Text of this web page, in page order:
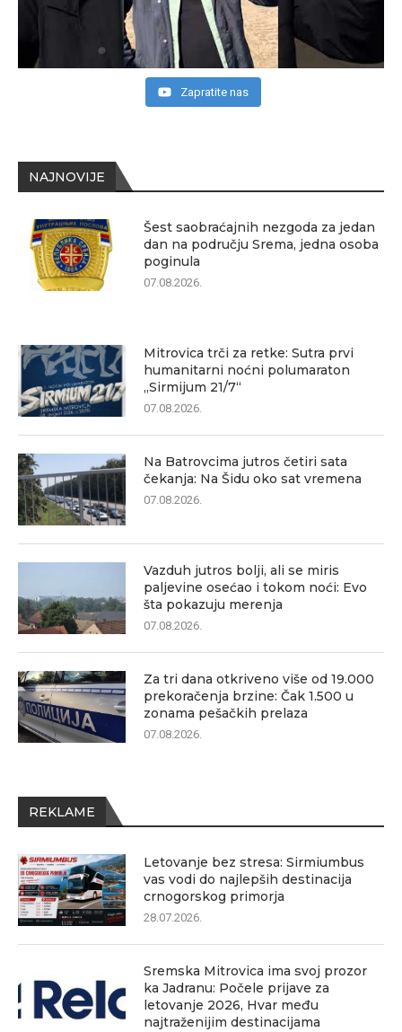
NAJNOVIJE
Šest saobraćajnih nezgoda za jedan
dan na području Srema, jedna osoba
poginula
07.08.2026.
Mitrovica trči za retke: Sutra prvi
humanitarni noćni polumaraton
„Sirmijum 21/7“
07.08.2026.
Na Batrovcima jutros četiri sata
čekanja: Na Šidu oko sat vremena
07.08.2026.
Vazduh jutros bolji, ali se miris
paljevine osećao i tokom noći: Evo
šta pokazuju merenja
07.08.2026.
Za tri dana otkriveno više od 19.000
prekoračenja brzine: Čak 1.500 u
zonama pešačkih prelaza
07.08.2026.
REKLAME
Letovanje bez stresa: Sirmiumbus
vas vodi do najlepših destinacija
crnogorskog primorja
28.07.2026.
Sremska Mitrovica ima svoj prozor
ka Jadranu: Počele prijave za
letovanje 2026, Hvar među
najtraženijim destinacijama
Zapratite nas